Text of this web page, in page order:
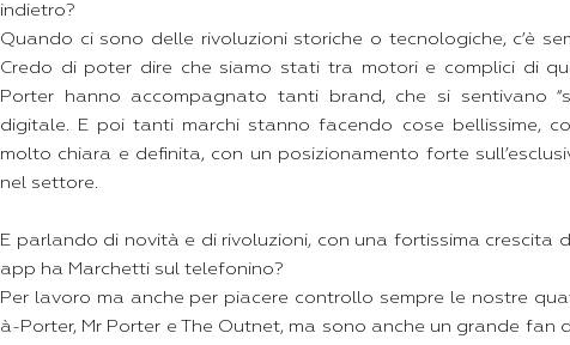
indietro?
Quando ci sono delle rivoluzioni storiche o tecnologiche, c’è
Credo di poter dire che siamo stati tra motori e complici di
Porter hanno accompagnato tanti brand, che si sentivano
digitale. E poi tanti marchi stanno facendo cose bellissime,
molto chiara e definita, con un posizionamento forte
nel settore.
E parlando di novità e di rivoluzioni, con una fortissima crescita
app ha Marchetti sul telefonino?
Per lavoro ma anche per piacere controllo sempre le nostre
à-Porter, Mr Porter e The Outnet, ma sono anche un grande fan